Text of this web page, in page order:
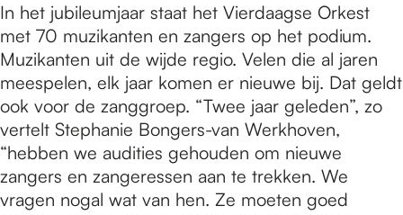
In het jubileumjaar staat het Vierdaagse Orkest
met 70 muzikanten en zangers op het podium.
Muzikanten uit de wijde regio. Velen die al jaren
meespelen, elk jaar komen er nieuwe bij. Dat geldt
ook voor de zanggroep. “Twee jaar geleden”, zo
vertelt Stephanie Bongers-van Werkhoven,
“hebben we audities gehouden om nieuwe
zangers en zangeressen aan te trekken. We
vragen nogal wat van hen. Ze moeten goed